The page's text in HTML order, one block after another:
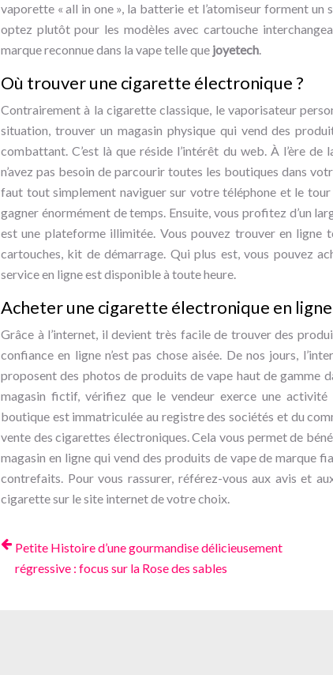
vaporette « all in one », la batterie et l’atomiseur forment
optez plutôt pour les modèles avec cartouche
marque reconnue dans la vape telle que joyetech.
Où trouver une cigarette électronique ?
Contrairement à la cigarette classique, le vaporisateur
situation, trouver un magasin physique qui vend des
combattant. C’est là que réside l’intérêt du web. À l’ère
n’avez pas besoin de parcourir toutes les boutiques dans
faut tout simplement naviguer sur votre téléphone et le
gagner énormément de temps. Ensuite, vous profitez d’un
est une plateforme illimitée. Vous pouvez trouver en ligne
cartouches, kit de démarrage. Qui plus est, vous pouvez
service en ligne est disponible à toute heure.
Acheter une cigarette électronique en ligne
Grâce à l’internet, il devient très facile de trouver des
confiance en ligne n’est pas chose aisée. De nos jours,
proposent des photos de produits de vape haut de gamme
magasin fictif, vérifiez que le vendeur exerce une
boutique est immatriculée au registre des sociétés et du
vente des cigarettes électroniques. Cela vous permet de
magasin en ligne qui vend des produits de vape de marque
contrefaits. Pour vous rassurer, référez-vous aux avis et
cigarette sur le site internet de votre choix.
Petite Histoire d’une gourmandise délicieusement
régressive : focus sur la Rose des sables